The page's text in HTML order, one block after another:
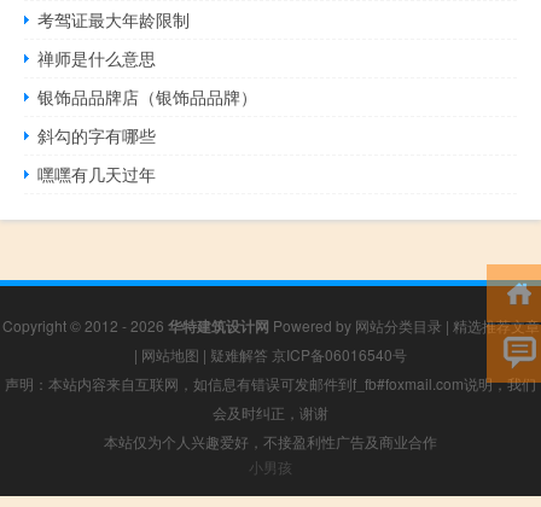
考驾证最大年龄限制
禅师是什么意思
银饰品品牌店（银饰品品牌）
斜勾的字有哪些
嘿嘿有几天过年
Copyright © 2012 - 2026 华特建筑设计网 Powered by 网站分类目录 | 精选推荐文章
| 网站地图 | 疑难解答 京ICP备06016540号
声明：本站内容来自互联网，如信息有错误可发邮件到f_fb#foxmail.com说明，我们
会及时纠正，谢谢
本站仅为个人兴趣爱好，不接盈利性广告及商业合作
小男孩